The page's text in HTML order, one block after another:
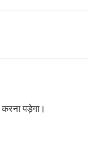
करना पड़ेगा।